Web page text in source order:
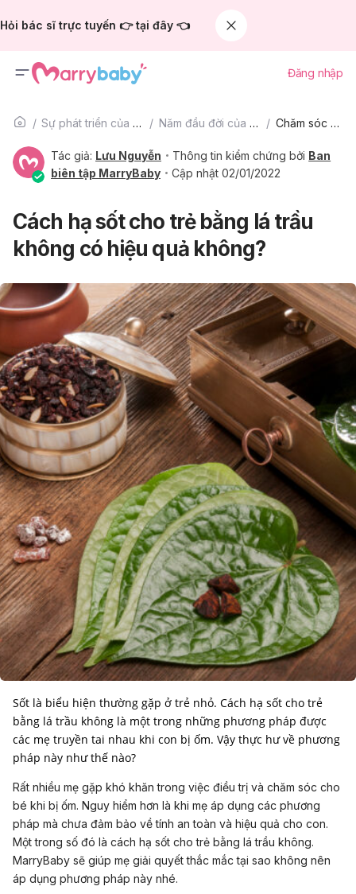
Hỏi bác sĩ trực tuyến 👉 tại đây 👈
Đăng nhập
Sự phát triển của trẻ Năm đầu đời của bé Chăm sóc bé
Tác giả: Lưu Nguyễn Thông tin kiểm chứng bởi Ban
biên tập MarryBaby
Cập nhật 02/01/2022
Cách hạ sốt cho trẻ bằng lá trầu
không có hiệu quả không?
Sốt là biểu hiện thường gặp ở trẻ nhỏ. Cách hạ sốt cho trẻ
bằng lá trầu không là một trong những phương pháp được
các mẹ truyền tai nhau khi con bị ốm. Vậy thực hư về phương
pháp này như thế nào?
Rất nhiều mẹ gặp khó khăn trong việc điều trị và chăm sóc cho
bé khi bị ốm. Nguy hiểm hơn là khi mẹ áp dụng các phương
pháp mà chưa đảm bảo về tính an toàn và hiệu quả cho con.
Một trong số đó là cách hạ sốt cho trẻ bằng lá trầu không.
MarryBaby sẽ giúp mẹ giải quyết thắc mắc tại sao không nên
áp dụng phương pháp này nhé.